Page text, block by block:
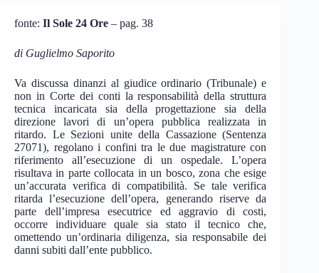
fonte: Il Sole 24 Ore – pag. 38
di Guglielmo Saporito
Va discussa dinanzi al giudice ordinario (Tribunale) e
non in Corte dei conti la responsabilità della struttura
tecnica incaricata sia della progettazione sia della
direzione lavori di un’opera pubblica realizzata in
ritardo. Le Sezioni unite della Cassazione (Sentenza
27071), regolano i confini tra le due magistrature con
riferimento all’esecuzione di un ospedale. L’opera
risultava in parte collocata in un bosco, zona che esige
un’accurata verifica di compatibilità. Se tale verifica
ritarda l’esecuzione dell’opera, generando riserve da
parte dell’impresa esecutrice ed aggravio di costi,
occorre individuare quale sia stato il tecnico che,
omettendo un’ordinaria diligenza, sia responsabile dei
danni subiti dall’ente pubblico.